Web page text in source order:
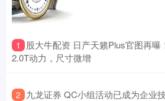
1
股大牛配资 日产天籁Plus官图再
2.0T动力，尺寸微增
2 九龙证券 QC小组活动已成为企业